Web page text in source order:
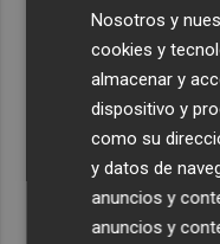
seguridad por el
El Ayuntamiento de
seguir el eclipse
Nosotros y
cookies y
almacenar y
dispositivo y
como su
y datos de
anuncios y
anuncios y